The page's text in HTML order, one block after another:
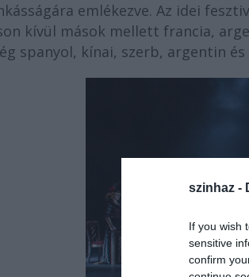
szinhaz -
If you wish
sensitive
confirm
emlékezve. Az idei
kívül mások mellett francia,
spanyol, kínai, szerb, argentin